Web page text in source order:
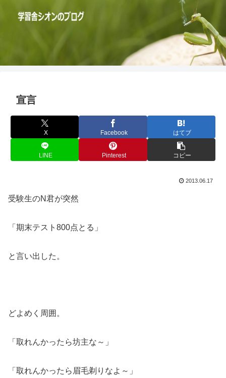
宣言
X Facebook はてブ
LINE Pinterest コピー
2013.06.17
受験生のN君が突然
「期末テスト800点とる」
と言い出した。
どよめく周囲。
「取れんかったら坊主な～」
「取れんかったら眉毛剃りなよ～」